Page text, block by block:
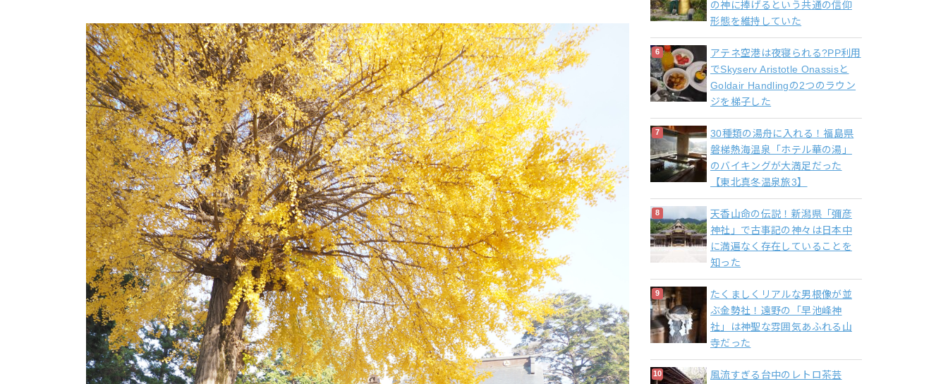
の神に捧げるという共通の信仰
形態を維持していた
アテネ空港は夜寝られる?PP利用
でSkyserv Aristotle Onassisと
Goldair Handlingの2つのラウン
ジを梯子した
30種類の湯舟に入れる！福島県
磐梯熱海温泉「ホテル華の湯」
のバイキングが大満足だった
【東北真冬温泉旅3】
天香山命の伝説！新潟県「彌彦
神社」で古事記の神々は日本中
に満遍なく存在していることを
知った
たくましくリアルな男根像が並
ぶ金勢社！遠野の「早池峰神
社」は神聖な雰囲気あふれる山
寺だった
風流すぎる台中のレトロ茶芸